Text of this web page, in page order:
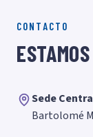
CONTACTO
Sede
Bartolomé